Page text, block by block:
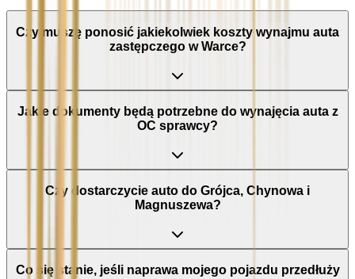
Czy muszę ponosić jakiekolwiek koszty wynajmu auta
zastępczego w Warce?
Jakie dokumenty będą potrzebne do wynajęcia auta z
OC sprawcy?
Czy dostarczycie auto do Grójca, Chynowa i
Magnuszewa?
Co się stanie, jeśli naprawa mojego pojazdu przedłuży